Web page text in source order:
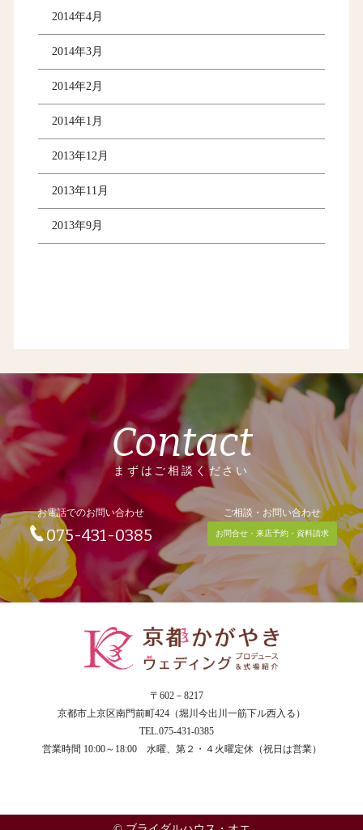
2014年4月
2014年3月
2014年2月
2014年1月
2013年12月
2013年11月
2013年9月
Contact
まずはご相談ください
お電話でのお問い合わせ
075-431-0385
ご相談・お問い合わせ
お問合せ・来店予約・資料請求
〒602－8217
京都市上京区南門前町424（堀川今出川一筋下ル西入る）
TEL.075-431-0385
営業時間 10:00～18:00 水曜、第２・４火曜定休（祝日は営業）